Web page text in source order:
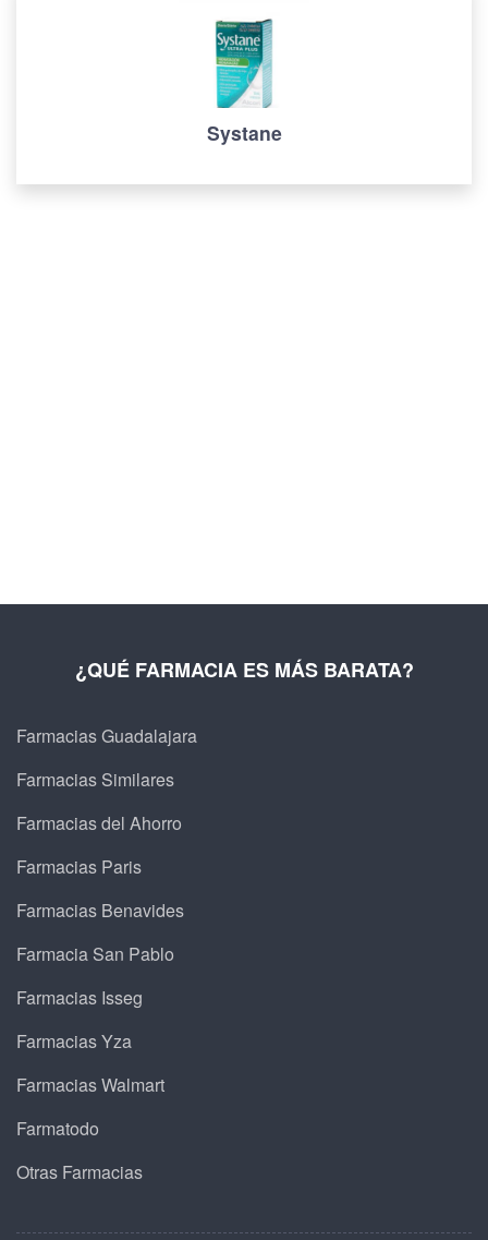
Systane
¿QUÉ FARMACIA ES MÁS BARATA?
Farmacias Guadalajara
Farmacias Similares
Farmacias del Ahorro
Farmacias Paris
Farmacias Benavides
Farmacia San Pablo
Farmacias Isseg
Farmacias Yza
Farmacias Walmart
Farmatodo
Otras Farmacias